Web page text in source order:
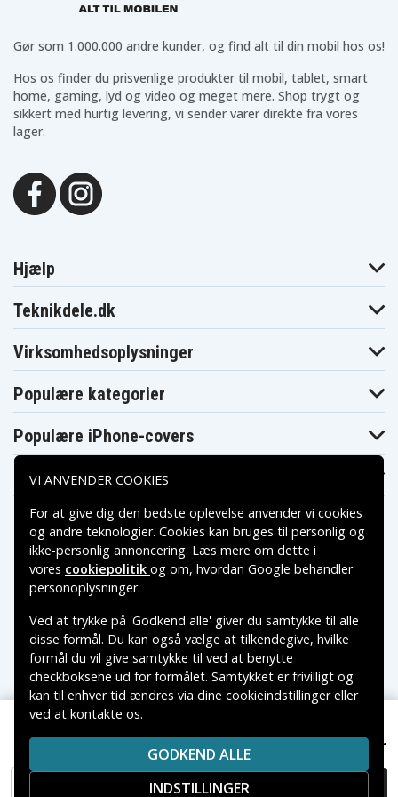
ZenBook, Vivobook og andre.
169 kr.
TILFØJ TIL KURV
Gør som 1.000.000 andre kunder, og find alt til din mobil hos os!
Hos os finder du prisvenlige produkter til mobil, tablet, smart
home, gaming, lyd og video og meget mere. Shop trygt og
sikkert med hurtig levering, vi sender varer direkte fra vores
lager.
Hjælp
Teknikdele.dk
Virksomhedsoplysninger
Populære kategorier
Populære iPhone-covers
Populære Samsung-covers
Betalingsmuligheder
Leveringsmuligheder
Copyright © 2026, Spares Nordic AB
VAREMÆRKER NÆVNT PÅ DETTE WEB TILHØRER DE
RESPEKTIVE VAREMÆRKERS-EJER.
VI ANVENDER COOKIES
For at give dig den bedste oplevelse anvender vi cookies
og andre teknologier. Cookies kan bruges til personlig og
ikke-personlig annoncering. Læs mere om dette i
vores cookiepolitik og om, hvordan Google behandler
personoplysninger.
Ved at trykke på 'Godkend alle' giver du samtykke til alle
disse formål. Du kan også vælge at tilkendegive, hvilke
formål du vil give samtykke til ved at benytte
checkboksene ud for formålet. Samtykket er frivilligt og
kan til enhver tid ændres via dine cookieindstillinger eller
ved at kontakte os.
INDSTILLINGER
GODKEND ALLE